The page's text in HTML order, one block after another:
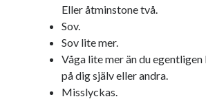
Eller åtminstone två.
Sov.
Sov lite mer.
Våga lite mer än du
på dig själv eller andra.
Misslyckas.